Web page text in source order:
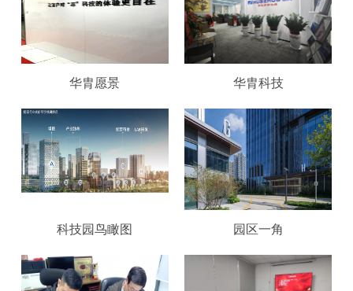
华胄愿景 华胄科技
科技园鸟瞰图 园区一角